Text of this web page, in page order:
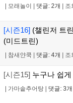
| 모래놀이 | 댓글: 2개 | 조
[시즌16] (챌린저 트
(미드트린)
| 참새얀쿡 | 댓글: 4개 | 조
[시즌15] 누구나 쉽
| 가마솥추어탕 | 댓글: 3개